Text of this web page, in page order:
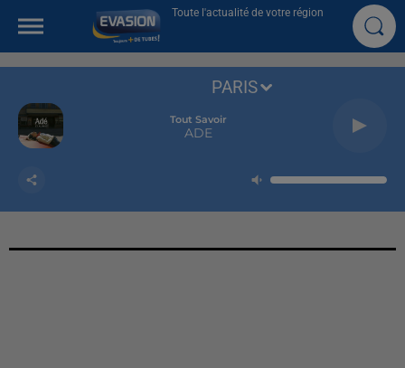
Toute l'actualité de votre région
Tout Savoir
ADE
PARIS